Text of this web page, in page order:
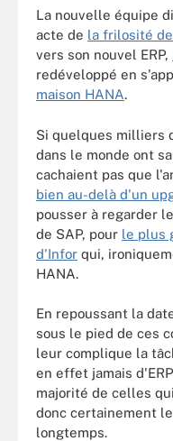
La nouvelle équipe
acte de la frilosité
vers son nouvel ERP,
redéveloppé en
maison HANA.
Si quelques milliers
dans le monde ont
cachaient pas que
bien au-delà d'un
pousser à regarder
de SAP, pour le plus
d'Infor qui,
HANA.
En repoussant la
sous le pied de ces
leur complique la
en effet jamais
majorité de celles
donc certainement
longtemps.